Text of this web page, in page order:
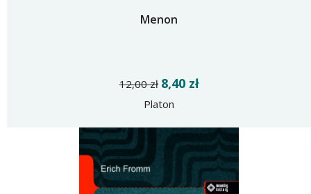
Menon
12,00 zł 8,40 zł
Platon